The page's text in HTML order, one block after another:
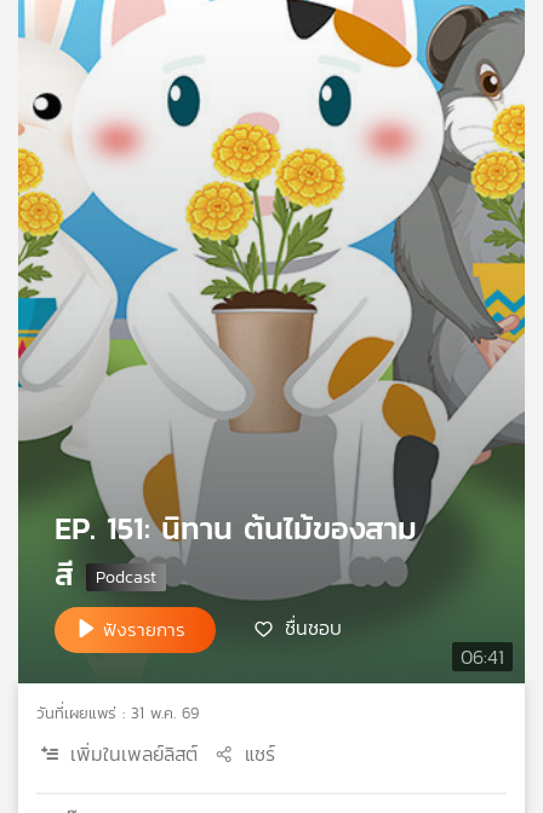
ของ
คุณ
เพลง
บทความ
ข่าว
และ
กิจกรรม
ไทย
เอส
06:41
EP. 151: นิทาน ต้นไม้ของสาม
สี
ฟังรายการ ชื่นชอบ
วันที่เผยแพร่ : 31 พ.ค. 69
เพิ่มในเพลย์ลิสต์ แชร์